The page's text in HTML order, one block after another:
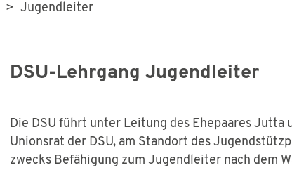
> Jugendleiter
DSU-Lehrgang Jugendleiter
Die DSU führt unter Leitung des Ehepaares Jutta
Unionsrat der DSU, am Standort des
zwecks Befähigung zum Jugendleiter nach dem